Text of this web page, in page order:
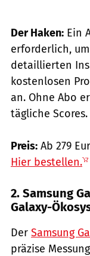
Der Haken: Ein
erforderlich,
detaillierten
kostenlosen
an. Ohne Abo
tägliche Scores.
Preis: Ab 279
Hier bestellen.
2. Samsung
Galaxy-
Der Samsung
präzise